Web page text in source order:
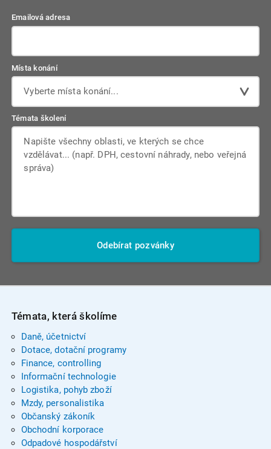
Emailová adresa
Místa konání
Vyberte místa konání...
Témata školení
Odebírat pozvánky
Témata, která školíme
Daně, účetnictví
Dotace, dotační programy
Finance, controlling
Informační technologie
Logistika, pohyb zboží
Mzdy, personalistika
Občanský zákoník
Obchodní korporace
Odpadové hospodářství